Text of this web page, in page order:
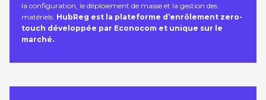
la configuration, le déploiement de masse et la gestion des
matériels. HubReg est la plateforme d’enrôlement zero-
touch développée par Econocom et unique sur le
marché.